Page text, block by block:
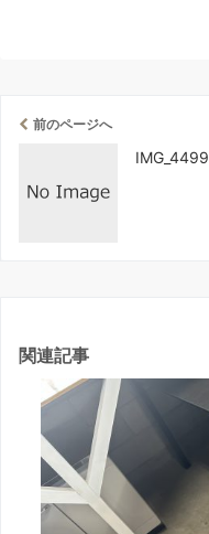
前のページへ
IMG_4499
関連記事